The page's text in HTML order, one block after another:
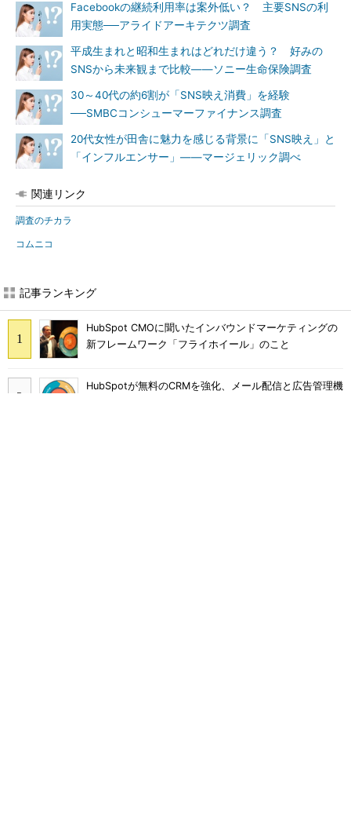
Facebookの継続利用率は案外低い？ 主要SNSの利
用実態──アライドアーキテクツ調査
平成生まれと昭和生まれはどれだけ違う？ 好みの
SNSから未来観まで比較――ソニー生命保険調査
30～40代の約6割が「SNS映え消費」を経験
──SMBCコンシューマーファイナンス調査
20代女性が田舎に魅力を感じる背景に「SNS映え」と
「インフルエンサー」――マージェリック調べ
関連リンク
調査のチカラ
コムニコ
記事ランキング
HubSpot CMOに聞いたインバウンドマーケティングの
新フレームワーク「フライホイール」のこと
HubSpotが無料のCRMを強化、メール配信と広告管理機